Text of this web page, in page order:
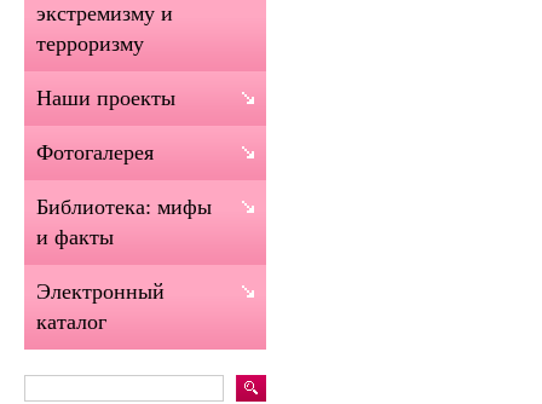
экстремизму и
терроризму
Наши проекты
Фотогалерея
Библиотека: мифы
и факты
Электронный
каталог